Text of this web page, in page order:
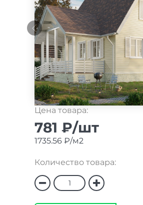
Цена товара:
781 ₽/шт
1735.56 ₽/м2
Количество товара: